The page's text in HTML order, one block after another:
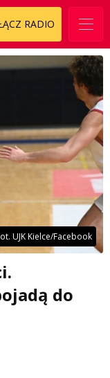
RADIO
UJK Kielce/Facebook
do